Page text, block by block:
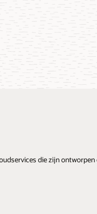
die zijn ontworpen